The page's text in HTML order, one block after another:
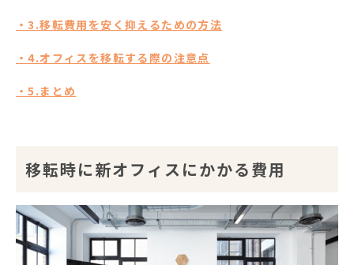
・3.移転費用を安く抑えるための方法
・4.オフィスを移転する際の注意点
・5.まとめ
移転時に新オフィスにかかる費用